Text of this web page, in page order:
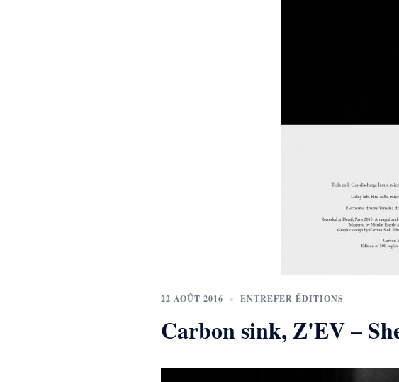
22 AOÛT 2016 ENTREFER ÉDITIONS
Carbon sink, Z'EV –